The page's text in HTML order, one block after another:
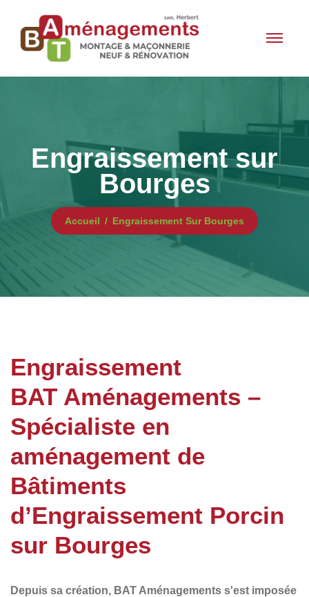
Engraissement sur
Bourges
Accueil Engraissement Sur Bourges
Engraissement
BAT Aménagements –
Spécialiste en
aménagement de
Bâtiments
d’Engraissement Porcin
sur Bourges
Depuis sa création, BAT Aménagements s'est imposée